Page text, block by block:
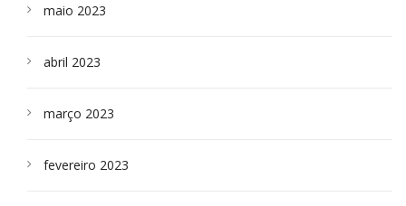
maio 2023
abril 2023
março 2023
fevereiro 2023